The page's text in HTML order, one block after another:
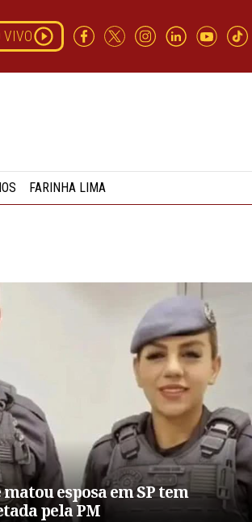
VIVO
FARINHA LIMA
esposa em SP tem
pela PM